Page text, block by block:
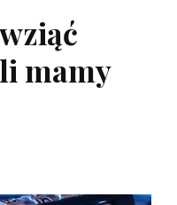
mamy